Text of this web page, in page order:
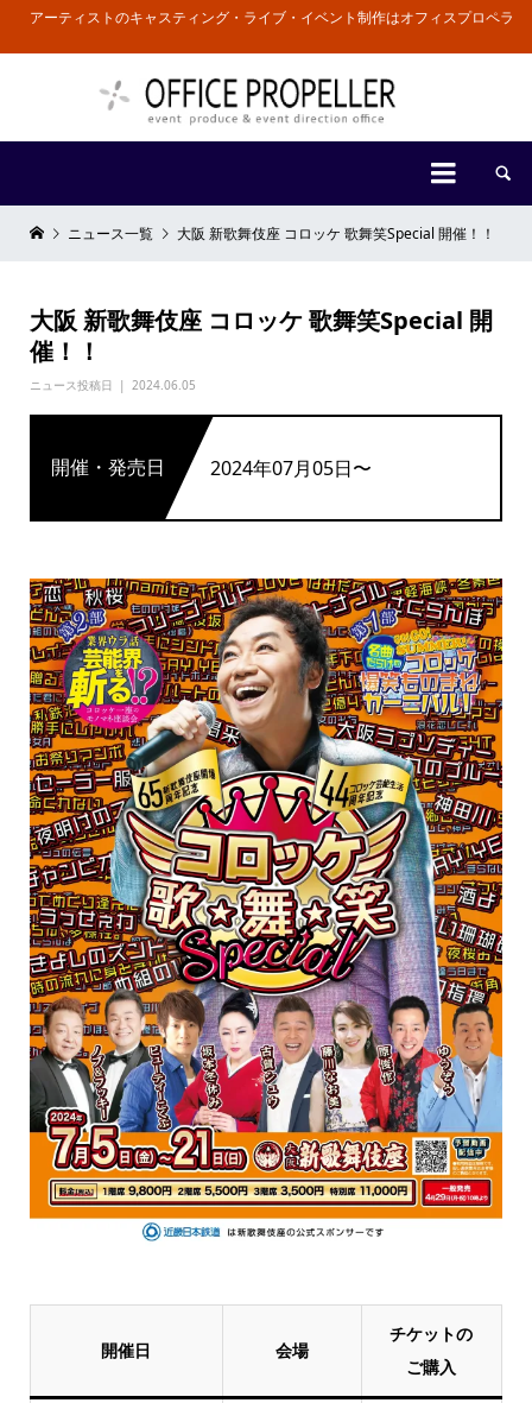
アーティストのキャスティング・ライブ・イベント制作はオフィスプロペラ
 
ニュース一覧 大阪 新歌舞伎座 コロッケ 歌舞笑Special 開催！！
大阪 新歌舞伎座 コロッケ 歌舞笑Special 開
催！！
ニュース投稿日 2024.06.05
開催・発売日 2024年07月05日〜
開催日 会場
チケットの
ご購入